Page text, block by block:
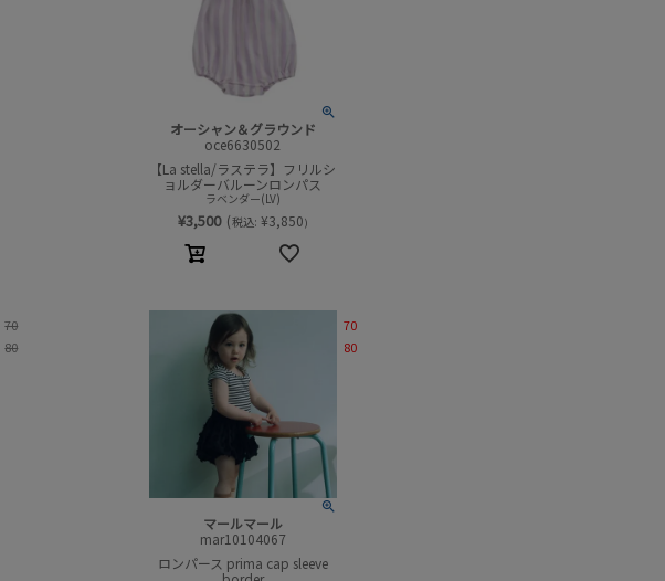
オーシャン＆グラウンド
oce6630502
【La stella/ラステラ】フリルシ
ョルダーバルーンロンパス
ラベンダー(LV)
¥3,500 (税込: ¥3,850)
70
80
マールマール
mar10104067
ロンパース prima cap sleeve
70
80